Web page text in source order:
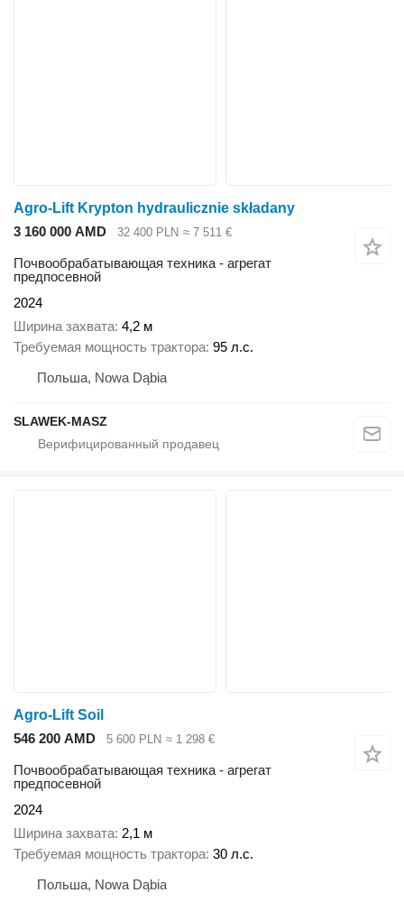
Agro-Lift Krypton hydraulicznie składany
3 160 000 AMD
32 400 PLN ≈ 7 511 €
Почвообрабатывающая техника - агрегат
предпосевной
2024
Ширина захвата 4,2 м
Требуемая мощность трактора 95 л.с.
Польша, Nowa Dąbia
SLAWEK-MASZ
Agro-Lift Soil
546 200 AMD
5 600 PLN ≈ 1 298 €
Почвообрабатывающая техника - агрегат
предпосевной
2024
Ширина захвата 2,1 м
Требуемая мощность трактора 30 л.с.
Польша, Nowa Dąbia